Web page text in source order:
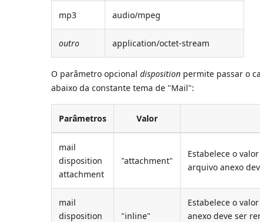
mp3 audio/mpeg
outro application/octet-stream
O parâmetro opcionaldisposition permite passar o
abaixo da constante tema de "Mail":
Parâmetros Valor
mail
disposition
attachment
"attachment"
Estabelece o
arquivo anexo
mail
disposition
"inline"
Estabelece o
anexo deve ser